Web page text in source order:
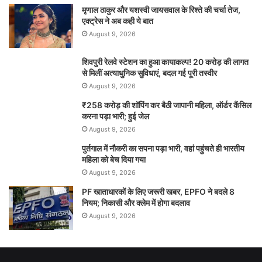
F
a
W
h
X Li
n
k
e
dI
n
M
e
s
s
e
n
g
er
T
m
bl
Pi
er
e
S
ar
e
featured
मृणाल ठाकुर और यशस्वी जायसवाल के रिश्ते की चर्चा तेज,
एक्ट्रेस ने अब कही ये बात
August 9, 2026
शिवपुरी रेलवे स्टेशन का हुआ कायाकल्प! 20 करोड़ की लागत
से मिलीं अत्याधुनिक सुविधाएं, बदल गई पूरी तस्वीर
August 9, 2026
₹258 करोड़ की शॉपिंग कर बैठी जापानी महिला, ऑर्डर कैंसिल
करना पड़ा भारी; हुई जेल
August 9, 2026
पुर्तगाल में नौकरी का सपना पड़ा भारी, वहां पहुंचते ही भारतीय
महिला को बेच दिया गया
August 9, 2026
PF खाताधारकों के लिए जरूरी खबर, EPFO ने बदले 8
नियम; निकासी और क्लेम में होगा बदलाव
August 9, 2026